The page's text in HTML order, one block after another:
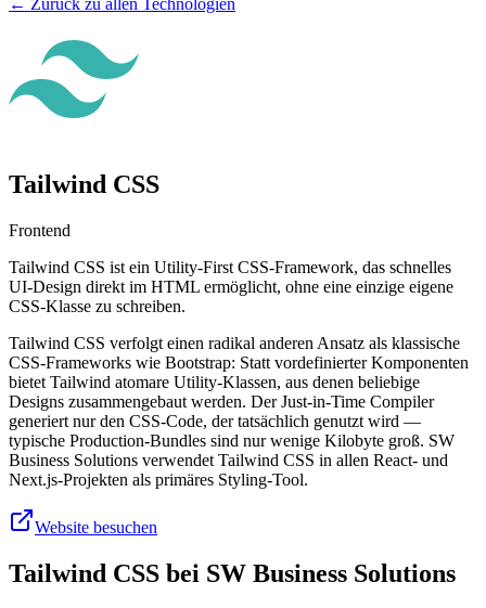
← Zurück zu allen Technologien
Tailwind CSS
Frontend
Tailwind CSS ist ein Utility-First CSS-Framework, das schnelles
UI-Design direkt im HTML ermöglicht, ohne eine einzige eigene
CSS-Klasse zu schreiben.
Tailwind CSS verfolgt einen radikal anderen Ansatz als klassische
CSS-Frameworks wie Bootstrap: Statt vordefinierter Komponenten
bietet Tailwind atomare Utility-Klassen, aus denen beliebige
Designs zusammengebaut werden. Der Just-in-Time Compiler
generiert nur den CSS-Code, der tatsächlich genutzt wird —
typische Production-Bundles sind nur wenige Kilobyte groß. SW
Business Solutions verwendet Tailwind CSS in allen React- und
Next.js-Projekten als primäres Styling-Tool.
Website besuchen
Tailwind CSS bei SW Business Solutions